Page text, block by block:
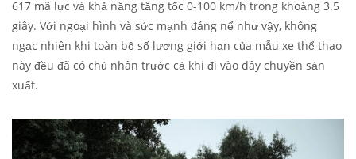
617 mã lực và khả năng tăng tốc 0-100 km/h trong khoảng 3.5
giây. Với ngoại hình và sức mạnh đáng nể như vậy, không
ngạc nhiên khi toàn bộ số lượng giới hạn của mẫu xe thể thao
này đều đã có chủ nhân trước cả khi đi vào dây chuyền sản
xuất.